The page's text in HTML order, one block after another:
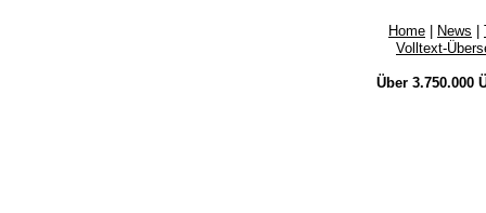
Home News
Volltext-
Über 3.750.000